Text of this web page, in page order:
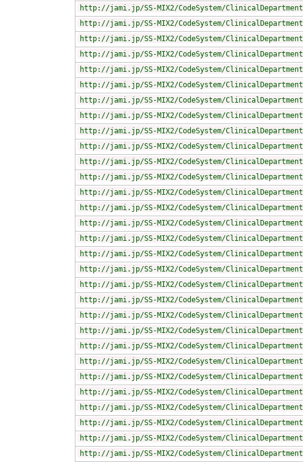
http://jami.jp/SS-MIX2/CodeSystem/ClinicalDepartment
http://jami.jp/SS-MIX2/CodeSystem/ClinicalDepartment
http://jami.jp/SS-MIX2/CodeSystem/ClinicalDepartment
http://jami.jp/SS-MIX2/CodeSystem/ClinicalDepartment
http://jami.jp/SS-MIX2/CodeSystem/ClinicalDepartment
http://jami.jp/SS-MIX2/CodeSystem/ClinicalDepartment
http://jami.jp/SS-MIX2/CodeSystem/ClinicalDepartment
http://jami.jp/SS-MIX2/CodeSystem/ClinicalDepartment
http://jami.jp/SS-MIX2/CodeSystem/ClinicalDepartment
http://jami.jp/SS-MIX2/CodeSystem/ClinicalDepartment
http://jami.jp/SS-MIX2/CodeSystem/ClinicalDepartment
http://jami.jp/SS-MIX2/CodeSystem/ClinicalDepartment
http://jami.jp/SS-MIX2/CodeSystem/ClinicalDepartment
http://jami.jp/SS-MIX2/CodeSystem/ClinicalDepartment
http://jami.jp/SS-MIX2/CodeSystem/ClinicalDepartment
http://jami.jp/SS-MIX2/CodeSystem/ClinicalDepartment
http://jami.jp/SS-MIX2/CodeSystem/ClinicalDepartment
http://jami.jp/SS-MIX2/CodeSystem/ClinicalDepartment
http://jami.jp/SS-MIX2/CodeSystem/ClinicalDepartment
http://jami.jp/SS-MIX2/CodeSystem/ClinicalDepartment
http://jami.jp/SS-MIX2/CodeSystem/ClinicalDepartment
http://jami.jp/SS-MIX2/CodeSystem/ClinicalDepartment
http://jami.jp/SS-MIX2/CodeSystem/ClinicalDepartment
http://jami.jp/SS-MIX2/CodeSystem/ClinicalDepartment
http://jami.jp/SS-MIX2/CodeSystem/ClinicalDepartment
http://jami.jp/SS-MIX2/CodeSystem/ClinicalDepartment
http://jami.jp/SS-MIX2/CodeSystem/ClinicalDepartment
http://jami.jp/SS-MIX2/CodeSystem/ClinicalDepartment
http://jami.jp/SS-MIX2/CodeSystem/ClinicalDepartment
http://jami.jp/SS-MIX2/CodeSystem/ClinicalDepartment